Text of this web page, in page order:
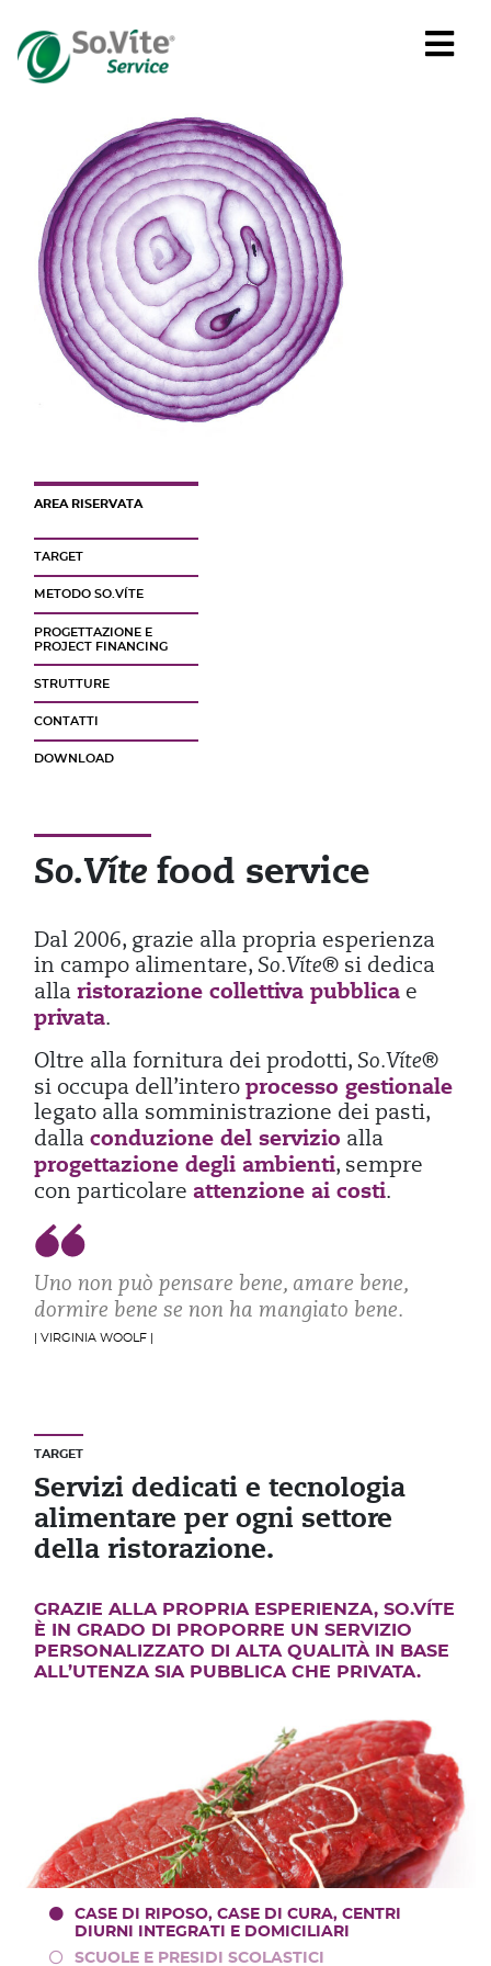
So.Víte food service
Dal 2006, grazie alla propria esperienza
in campo alimentare, So.Víte® si dedica
alla ristorazione collettiva pubblica e
privata.
Oltre alla fornitura dei prodotti, So.Víte®
si occupa dell’intero processo gestionale
legato alla somministrazione dei pasti,
dalla conduzione del servizio alla
progettazione degli ambienti, sempre
con particolare attenzione ai costi.
Uno non può pensare bene, amare bene,
dormire bene se non ha mangiato bene.
| VIRGINIA WOOLF |
AREA RISERVATA
TARGET
METODO SO.VÍTE
PROGETTAZIONE E
PROJECT FINANCING
STRUTTURE
CONTATTI
DOWNLOAD
TARGET
Servizi dedicati e tecnologia
alimentare per ogni settore
della ristorazione.
GRAZIE ALLA PROPRIA ESPERIENZA, SO.VÍTE
È IN GRADO DI PROPORRE UN SERVIZIO
PERSONALIZZATO DI ALTA QUALITÀ IN BASE
ALL’UTENZA SIA PUBBLICA CHE PRIVATA.
CASE DI RIPOSO, CASE DI CURA, CENTRI
DIURNI INTEGRATI E DOMICILIARI
SCUOLE E PRESIDI SCOLASTICI